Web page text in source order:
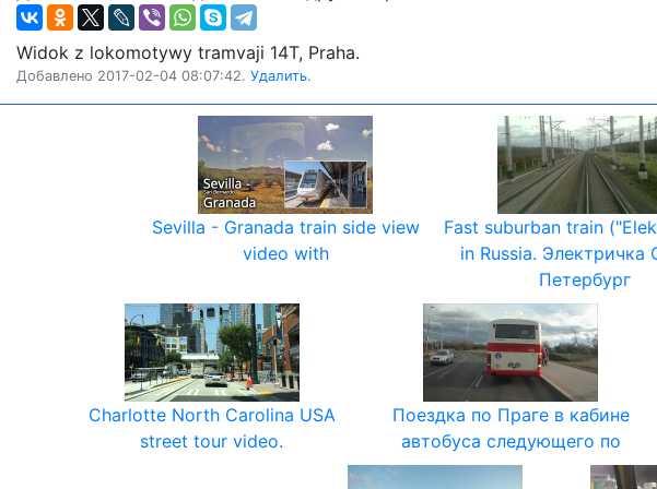
Widok z lokomotywy tramvaji 14T, Praha.
Добавлено 2017-02-04 08:07:42. Удалить.
Sevilla - Granada train side view
video with
Fast suburban train
in Russia. Электричка
Петербург
Charlotte North Carolina USA
street tour video.
Поездка по Праге в кабине
автобуса следующего по